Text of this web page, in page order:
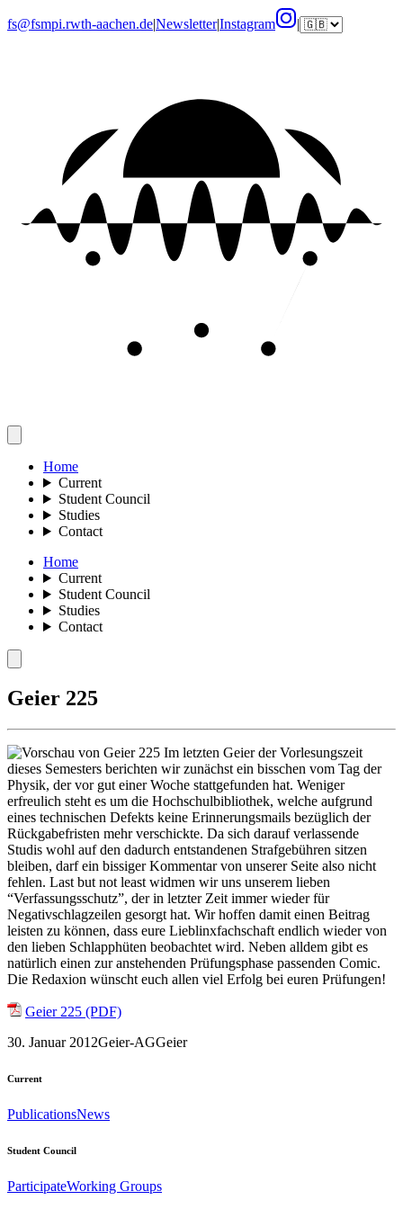
fs@fsmpi.rwth-aachen.de|Newsletter|Instagram |
Home
Current
Student Council
Studies
Contact
Home
Current
Student Council
Studies
Contact
Geier 225
Im letzten Geier der Vorlesungszeit
dieses Semesters berichten wir zunächst ein bisschen vom Tag der
Physik, der vor gut einer Woche stattgefunden hat. Weniger
erfreulich steht es um die Hochschulbibliothek, welche aufgrund
eines technischen Defekts keine Erinnerungsmails bezüglich der
Rückgabefristen mehr verschickte. Da sich darauf verlassende
Studis wohl auf den dadurch entstandenen Strafgebühren sitzen
bleiben, darf ein bissiger Kommentar von unserer Seite also nicht
fehlen. Last but not least widmen wir uns unserem lieben
“Verfassungsschutz”, der in letzter Zeit immer wieder für
Negativschlagzeilen gesorgt hat. Wir hoffen damit einen Beitrag
leisten zu können, dass eure Lieblinxfachschaft endlich wieder von
den lieben Schlapphüten beobachtet wird. Neben alldem gibt es
natürlich einen zur anstehenden Prüfungsphase passenden Comic.
Die Redaxion wünscht euch allen viel Erfolg bei euren Prüfungen!
Geier 225 (PDF)
30. Januar 2012Geier-AGGeier
Current
PublicationsNews
Student Council
ParticipateWorking Groups